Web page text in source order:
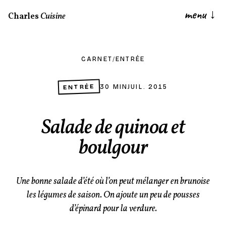
CharlesCuisine menu ↓
CARNET/ ENTRÉE
ENTRÉE 30 MINJUIL. 2015
Salade de quinoa et
boulgour
Une bonne salade d’été où l’on peut mélanger en brunoise
les légumes de saison. On ajoute un peu de pousses
d’épinard pour la verdure.